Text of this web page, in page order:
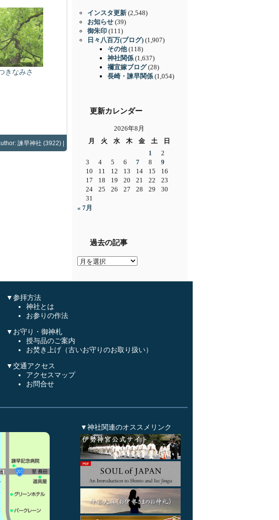
きなみさ
諫早神社 (3922) |
インスタ更新 (2,548)
お知らせ (39)
御朱印 (111)
日々八百万(ブログ) (1,907)
その他(118)
神社関係 (1,637)
禰宜嫁ブログ(28)
長崎・諫早関係 (1,054)
更新カレンダー
2026年8月
月
火 水 木 金 土
日
1
2
3
4 5 6 7 8
9
10
11 12 13 14 15
16
17
18 19 20 21 22
23
24
25 26 27 28 29
30
31
« 7月
過去の記事
過
▼参拝方法
神社とは
お参りの作法
▼お守り・御神札
授与品のご案内
お焚き上げ（古いお守りのお取り扱い）
▼交通アクセス
アクセスマップ
お問合せ
▼神社関連のオススメリンク